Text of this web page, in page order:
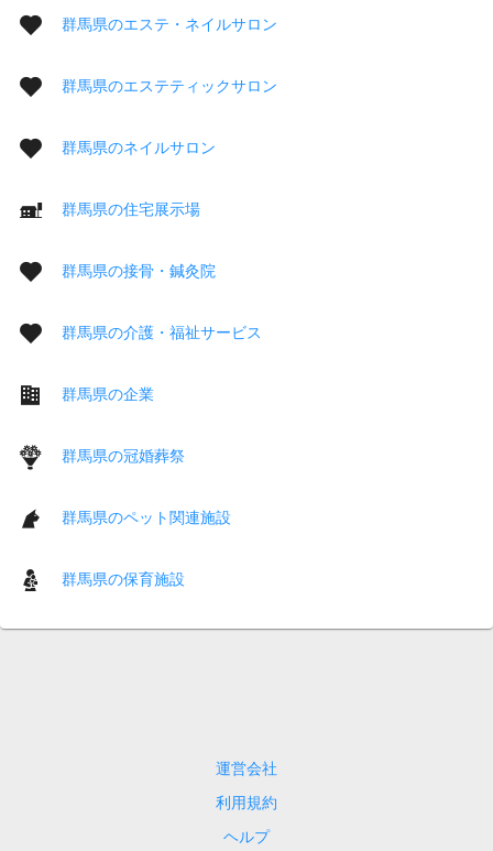
群馬県のエステ・ネイルサロン
群馬県のエステティックサロン
群馬県のネイルサロン
群馬県の住宅展示場
群馬県の接骨・鍼灸院
群馬県の介護・福祉サービス
群馬県の企業
群馬県の冠婚葬祭
群馬県のペット関連施設
群馬県の保育施設
運営会社
利用規約
ヘルプ